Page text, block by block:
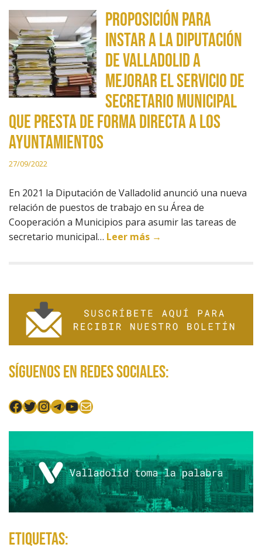
Proposición para
instar a la Diputación
de Valladolid a
mejorar el servicio de
secretario municipal
que presta de forma directa a los
ayuntamientos
27/09/2022
En 2021 la Diputación de Valladolid anunció una nueva
relación de puestos de trabajo en su Área de
Cooperación a Municipios para asumir las tareas de
secretario municipal… Leer más →
Síguenos en redes sociales:
Facebook
Twitter
Instagram
Telegram
YouTube
Mail
Etiquetas: